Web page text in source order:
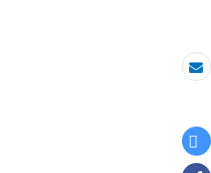
بريد الكتروني
Tweet